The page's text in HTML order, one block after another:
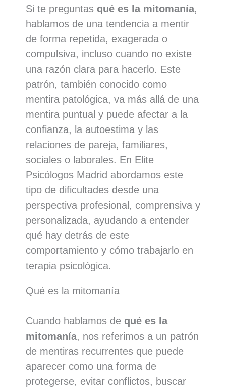
Si te preguntas qué es la mitomanía,
hablamos de una tendencia a mentir
de forma repetida, exagerada o
compulsiva, incluso cuando no existe
una razón clara para hacerlo. Este
patrón, también conocido como
mentira patológica, va más allá de una
mentira puntual y puede afectar a la
confianza, la autoestima y las
relaciones de pareja, familiares,
sociales o laborales. En Elite
Psicólogos Madrid abordamos este
tipo de dificultades desde una
perspectiva profesional, comprensiva y
personalizada, ayudando a entender
qué hay detrás de este
comportamiento y cómo trabajarlo en
terapia psicológica.
Qué es la mitomanía
Cuando hablamos de qué es la
mitomanía, nos referimos a un patrón
de mentiras recurrentes que puede
aparecer como una forma de
protegerse, evitar conflictos, buscar